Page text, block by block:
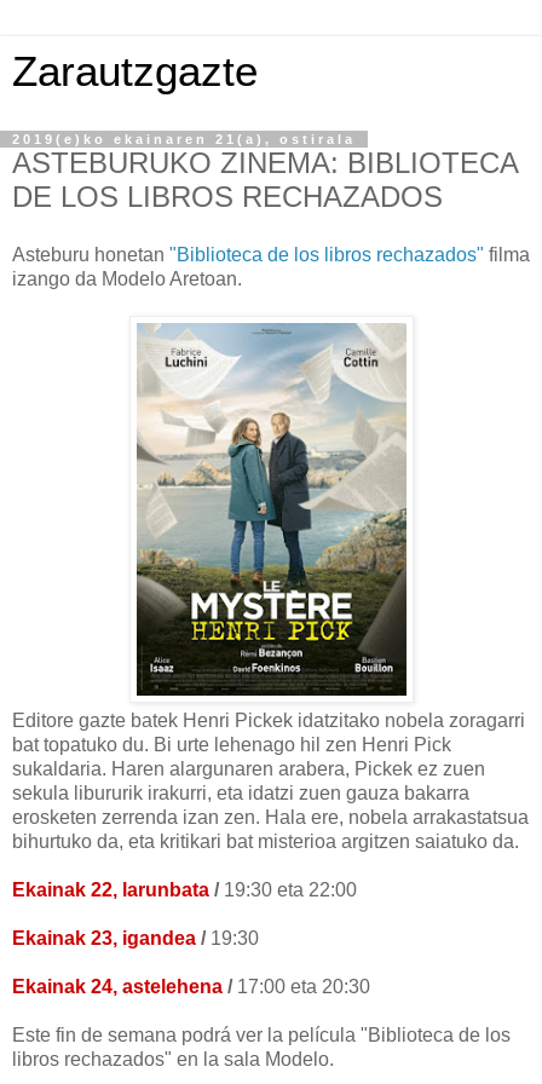
Zarautzgazte
2019(e)ko ekainaren 21(a), ostirala
ASTEBURUKO ZINEMA: BIBLIOTECA
DE LOS LIBROS RECHAZADOS
Asteburu honetan "Biblioteca de los libros rechazados" filma
izango da Modelo Aretoan.
Editore gazte batek Henri Pickek idatzitako nobela zoragarri
bat topatuko du. Bi urte lehenago hil zen Henri Pick
sukaldaria. Haren alargunaren arabera, Pickek ez zuen
sekula libururik irakurri, eta idatzi zuen gauza bakarra
erosketen zerrenda izan zen. Hala ere, nobela arrakastatsua
bihurtuko da, eta kritikari bat misterioa argitzen saiatuko da.
Ekainak 22, larunbata /19:30 eta 22:00
Ekainak 23, igandea / 19:30
Ekainak 24, astelehena / 17:00 eta 20:30
Este fin de semana podrá ver la película "Biblioteca de los
libros rechazados" en la sala Modelo.